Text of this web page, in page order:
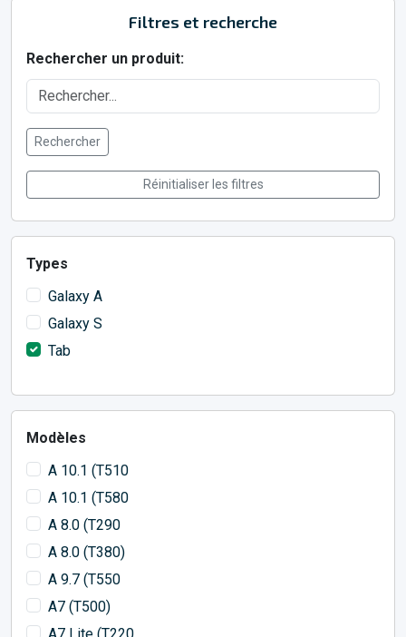
Filtres et recherche
Rechercher un produit:
Rechercher
Réinitialiser les filtres
Types
Galaxy A
Galaxy S
Tab
Modèles
A 10.1 (T510
A 10.1 (T580
A 8.0 (T290
A 8.0 (T380)
A 9.7 (T550
A7 (T500)